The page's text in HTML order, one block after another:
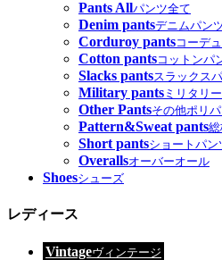
Pants Allパンツ全て
Denim pantsデニムパン
Corduroy pantsコーデ
Cotton pantsコットンパ
Slacks pantsスラックス
Military pants ミリタリ
Other Pantsその他ポリ
Pattern&Sweat pants
Short pantsショートパン
Overallsオーバーオール
Shoesシューズ
レディース
Vintageヴィンテージ